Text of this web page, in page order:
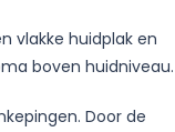
vlakke huidplak en
boven huidniveau.
Door de